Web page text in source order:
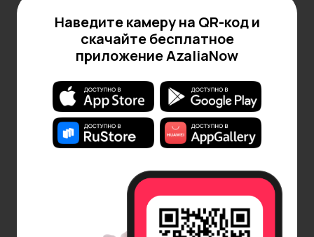
Наведите камеру на QR-код и
скачайте бесплатное
приложение AzaliaNow